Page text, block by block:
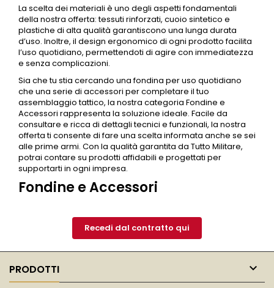
La scelta dei materiali è uno degli aspetti fondamentali
della nostra offerta: tessuti rinforzati, cuoio sintetico e
plastiche di alta qualità garantiscono una lunga durata
d’uso. Inoltre, il design ergonomico di ogni prodotto facilita
l’uso quotidiano, permettendoti di agire con immediatezza
e senza complicazioni.
Sia che tu stia cercando una fondina per uso quotidiano
che una serie di accessori per completare il tuo
assemblaggio tattico, la nostra categoria Fondine e
Accessori rappresenta la soluzione ideale. Facile da
consultare e ricca di dettagli tecnici e funzionali, la nostra
offerta ti consente di fare una scelta informata anche se sei
alle prime armi. Con la qualità garantita da Tutto Militare,
potrai contare su prodotti affidabili e progettati per
supportarti in ogni impresa.
Fondine e Accessori
Recedi dal contratto qui
PRODOTTI 